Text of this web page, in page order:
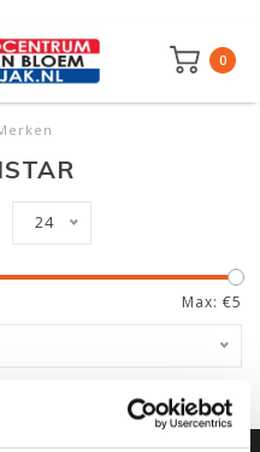
0
24
Max: €5